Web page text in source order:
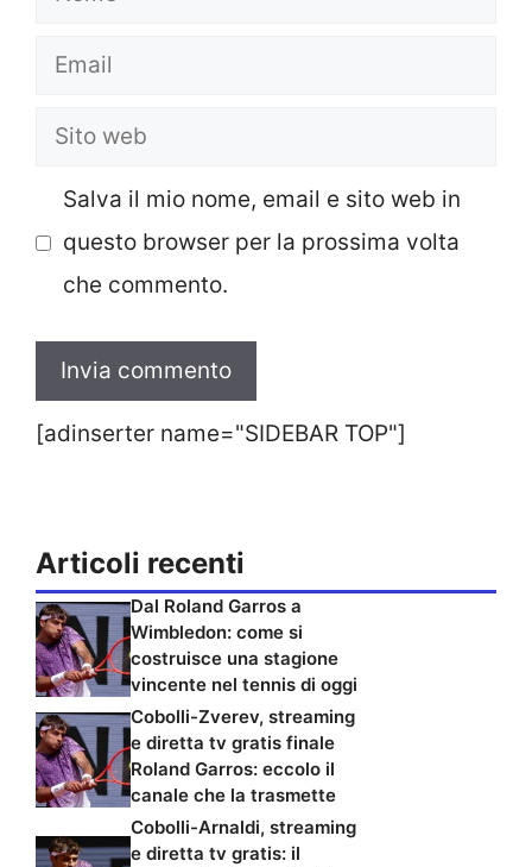
Email
Sito
Salva il mio nome, email e sito web in
questo browser per la prossima volta
che commento.
[adinserter name="SIDEBAR TOP"]
Articoli recenti
Dal Roland Garros a
Wimbledon: come si
costruisce una stagione
vincente nel tennis di oggi
Cobolli-Zverev, streaming
e diretta tv gratis finale
Roland Garros: eccolo il
canale che la trasmette
Cobolli-Arnaldi, streaming
e diretta tv gratis: il